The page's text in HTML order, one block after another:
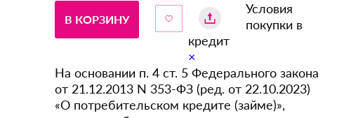
В КОРЗИНУ
Условия
покупки в
кредит
×
На основании п. 4 ст. 5 Федерального закона
от 21.12.2013 N 353-ФЗ (ред. от 22.10.2023)
«О потребительском кредите (займе)»,